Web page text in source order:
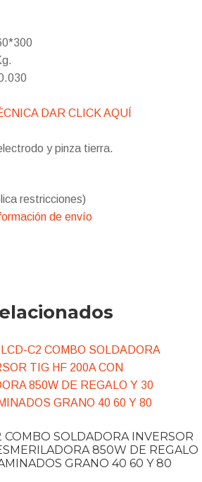
DAR CLICK AQUÍ
y pinza tierra.
restricciones)
de envío
SOLDADORA INVERSOR
850W DE REGALO
GRANO 40 60 Y 80